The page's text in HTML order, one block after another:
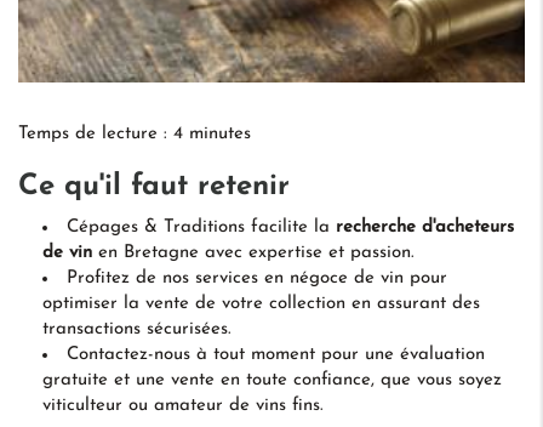
Temps de lecture : 4 minutes
Ce qu'il faut retenir
Cépages & Traditions facilite la recherche d'acheteurs
de vin en Bretagne avec expertise et passion.
Profitez de nos services en négoce de vin pour
optimiser la vente de votre collection en assurant des
transactions sécurisées.
Contactez-nous à tout moment pour une évaluation
gratuite et une vente en toute confiance, que vous soyez
viticulteur ou amateur de vins fins.